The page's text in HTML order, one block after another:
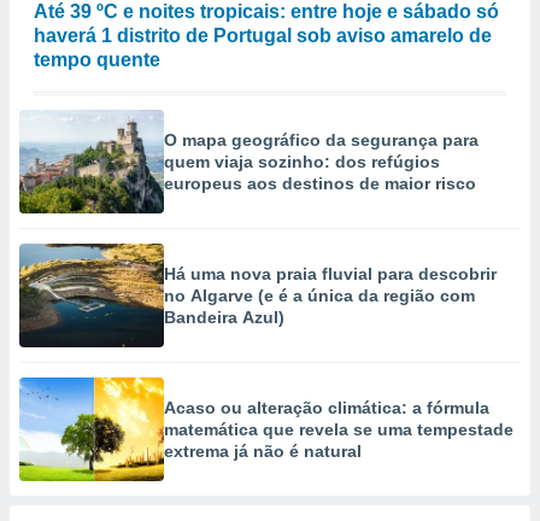
Até 39 ºC e noites tropicais: entre hoje e sábado só
haverá 1 distrito de Portugal sob aviso amarelo de
tempo quente
O mapa geográfico da segurança para
quem viaja sozinho: dos refúgios
europeus aos destinos de maior risco
Há uma nova praia fluvial para descobrir
no Algarve (e é a única da região com
Bandeira Azul)
Acaso ou alteração climática: a fórmula
matemática que revela se uma tempestade
extrema já não é natural